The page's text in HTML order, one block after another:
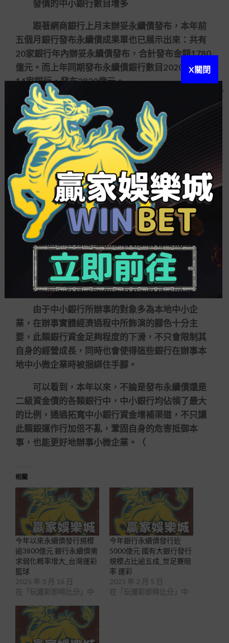
發債的中小銀行數目增多
跟著網商銀行上月末辦妥永續債發布，本年前
五個月銀行發布永續債成果單也已展示出來：共有
20家銀行年內辦妥永續債發布，合計發布金額1780
億元。而上年同期發布永續債銀行數目2020年同期
14家銀行，發布2829億元。
之所以顯露發債銀行數目多但發布總金額降落
的情勢，顯然與本年發布永續債中小銀行數目增加
有側重要關系。
在本年前5個月發布永續債的銀行中，已蓋住了
包含有國有大行、股份行、城商行、農商行以及民
營銀行等全體類型的銀行，但尤以中小銀行數目占
比最高，此類銀行數目高達16家之多，國有大行及
股份行僅為4家。
東方金誠首席宏觀解析師王青對《證券日報》
表明，固然商務銀行整體均有差異的資金增補需
要，但這種場合在中小銀行身上體現得更為顯著，
部門中小銀行歐洲杯 運彩 資金足夠率已跌破監管紅
線，資金增補包袱較大。
由于中小銀行所辦事的對象多為本地中小企
業，在辦事實體經濟過程中所飾演的腳色十分主
要，此類銀行資金足夠程度的下滑，不只會限制其
自身的經營成長，同時也會使得這些銀行在辦事本
地中小微企業時被捆綁住手腳。
可以看到，本年以來，不論是發布永續債還是
二級資金債的各類銀行中，中小銀行均佔領了最大
的比例，通過拓寬中小銀行資金增補渠道，不只讓
此類銀運作行加倍不亂，鞏固自身的危害抵御本
事，也能更好地辦事小微企業。（
相關
今年以來永續債發行規模
逾3800億元 銀行永續債需
求弱化概率增大_台灣運彩
籃球
今年銀行永續債發行近
5000億元 國有大銀行發行
規模占比逾五成_世足賽賠
率 運彩
X關閉